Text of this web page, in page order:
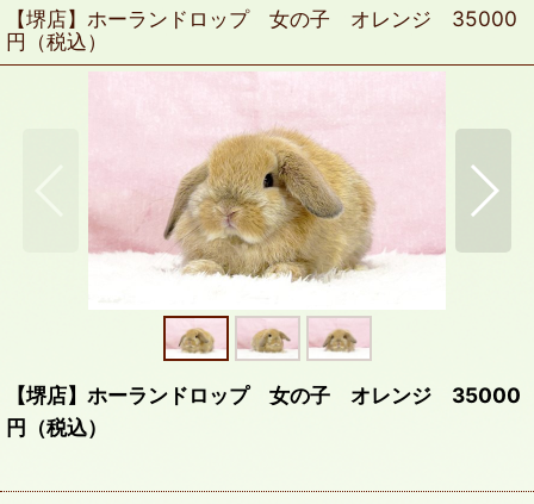
【堺店】ホーランドロップ 女の子 オレンジ 35000
円（税込）
【堺店】ホーランドロップ 女の子 オレンジ 35000
円（税込）